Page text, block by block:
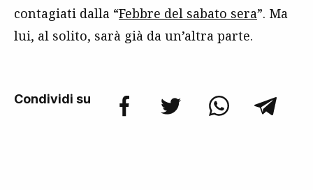
contagiati dalla “Febbre del sabato sera”. Ma
lui, al solito, sarà già da un’altra parte.
Condividi su